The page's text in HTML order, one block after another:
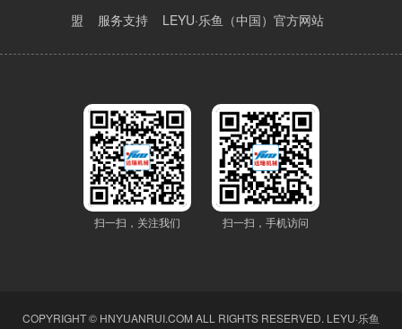
盟
服务支持 LEYU·乐鱼（中国）官方网站
扫一扫，关注我们 扫一扫，手机访问
COPYRIGHT © HNYUANRUI.COM ALL RIGHTS RESERVED. LEYU·乐鱼